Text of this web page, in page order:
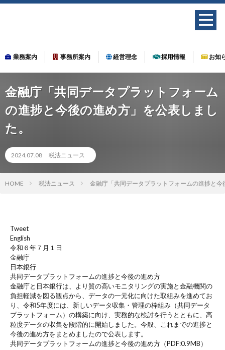
業務案内 事務所案内 経営理念 採用情報 お知
金融庁「共同データプラットフォーム
の進捗と今後の進め方」を公表しまし
た。
2024.07.08 税法ニュース
HOME 税法ニュース 金融庁「共同データプラットフォームの進捗と
Tweet
English
令和６年７月１日
金融庁
日本銀行
共同データプラットフォームの進捗と今後の進め方
金融庁と日本銀行は、より質の高いモニタリングの実施と金融機関の
負担軽減を図る観点から、データの一元化に向けた取組みを進めてお
り、令和5年度には、新しいデータ収集・管理の枠組み（共同データ
プラットフォーム）の構築に向け、実務的な検討を行うとともに、高
粒度データの収集を段階的に開始しました。今般、これまでの進捗と
今後の進め方をまとめましたので公表します。
共同データプラットフォームの進捗と今後の進め方（PDF:0.9MB）